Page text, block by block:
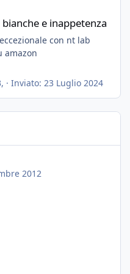
di lumachine e non
il fondo che ho, scuro
senza rimuovere il fondo.
tutto (il fondo dopo
dopo un fondo
magari piano piano, in
la sabbia nuova (senza
evitando di togliere i
e inappetenza
con nt lab
amazon
, · Inviato: 23 Luglio 2024
2012